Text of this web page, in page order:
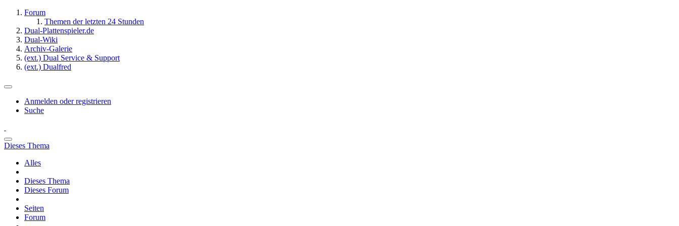
Forum
Themen der letzten 24 Stunden
Dual-Plattenspieler.de
Dual-Wiki
Archiv-Galerie
(ext.) Dual Service & Support
(ext.) Dualfred
Anmelden oder registrieren
Suche
Dieses Thema
Alles
Dieses Thema
Dieses Forum
Seiten
Forum